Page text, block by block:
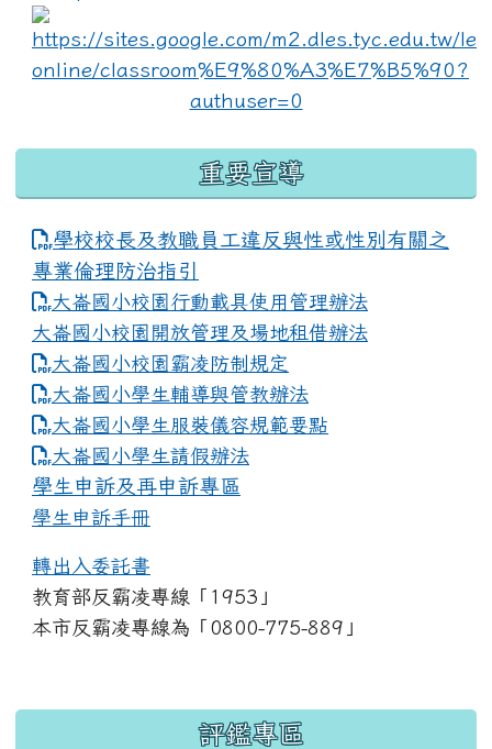
重要宣導
學校校長及教職員工違反與性或性別有關之
專業倫理防治指引
大崙國小校園行動載具使用管理辦法
大崙國小校園開放管理及場地租借辦法
大崙國小校園霸凌防制規定
大崙國小學生輔導與管教辦法
大崙國小學生服裝儀容規範要點
link to https://www.dles.tyc.edu.tw/uploads/
大崙國小學生請假辦法
學生申訴及再申訴專區
學生申訴手冊
轉出入委託書
教育部反霸凌專線「1953」
本市反霸凌專線為「0800-775-889」
:::
評鑑專區